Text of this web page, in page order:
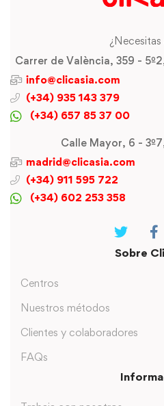
¿Necesitas
Carrer de València, 359 -
info@clicasia.com
(+34) 935 143 379
(+34) 657 85 37 00
Calle Mayor, 6 -
madrid@clicasia.com
(+34) 911 595 722
(+34) 602 253 358
Sobre
Centros
Nuestros métodos
Clientes y colaboradores
FAQs